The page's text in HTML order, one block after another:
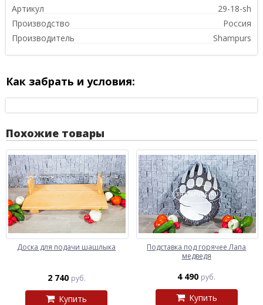
Артикул
29-18-sh
Производство
Россия
Производитель
Shampurs
Как забрать и условия:
Похожие товары
Доска для подачи шашлыка
2 740 руб.
Купить
Подставка под горячее Лапа
медведя
4 490 руб.
Купить